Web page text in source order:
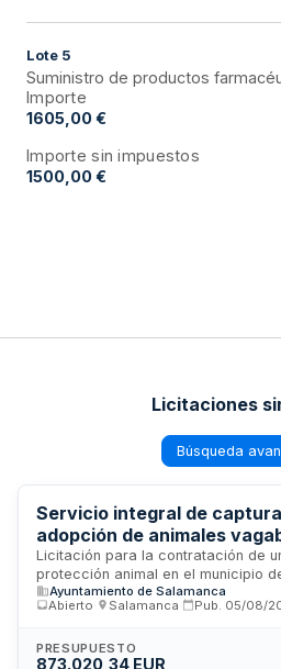
Lote 5
Suministro de productos
Importe
1605,00 €
Importe sin impuestos
1500,00 €
Licitaciones
Búsqueda
Servicio integral de
adopción de animales
abandonados en
Licitación para la contratación de
protección animal en el municipio
incluye la captura y recogida de
abandonados, la gestión y
colonias de gatos comunitarios, así
Ayuntamiento de Salamanca
Abierto
Salamanca Pub. 05/08/
PRESUPUESTO
873.020,34 EUR